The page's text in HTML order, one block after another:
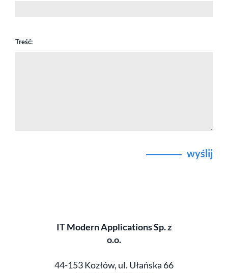
Treść:
wyślij
IT Modern Applications Sp. z
o.o.
44-153 Kozłów, ul. Ułańska 66